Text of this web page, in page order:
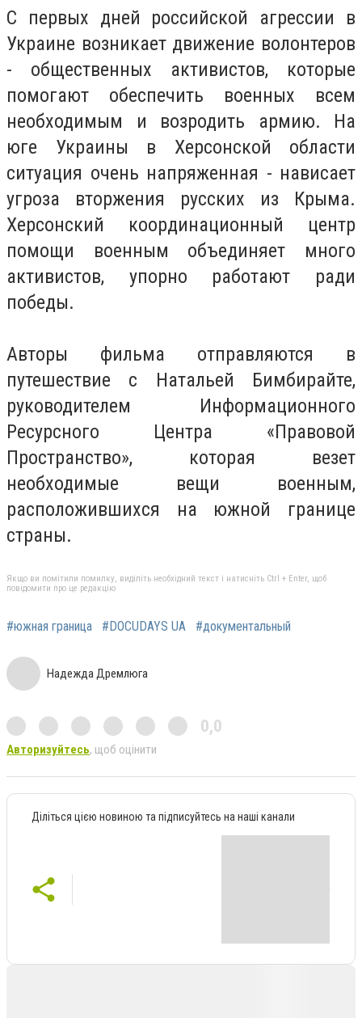
С первых дней российской агрессии в
Украине возникает движение волонтеров
- общественных активистов, которые
помогают обеспечить военных всем
необходимым и возродить армию. На
юге Украины в Херсонской области
ситуация очень напряженная - нависает
угроза вторжения русских из Крыма.
Херсонский координационный центр
помощи военным объединяет много
активистов, упорно работают ради
победы.
Авторы фильма отправляются в
путешествие с Натальей Бимбирайте,
руководителем Информационного
Ресурсного Центра «Правовой
Пространство», которая везет
необходимые вещи военным,
расположившихся на южной границе
страны.
Якщо ви помітили помилку, виділіть необхідний текст і натисніть Ctrl + Enter, щоб
повідомити про це редакцію
#южная граница #DOCUDAYS UA #документальный
Надежда Дремлюга
0,0
Авторизуйтесь, щоб оцінити
Діліться цією новиною та підписуйтесь на наші канали